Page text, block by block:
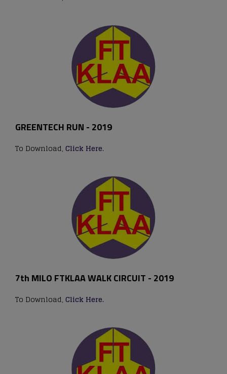
GREENTECH RUN - 2019
To Download, Click Here.
7th MILO FTKLAA WALK CIRCUIT - 2019
To Download, Click Here.